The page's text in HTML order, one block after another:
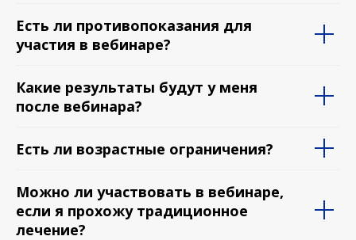
Есть ли противопоказания для
участия в вебинаре?
Какие результаты будут у меня
после вебинара?
Есть ли возрастные ограничения?
Можно ли участвовать в вебинаре,
если я прохожу традиционное
лечение?